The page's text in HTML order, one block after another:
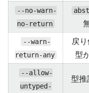
--no-warn-
no-return
--warn-
return-any
戻
型
--allow-
untyped-
型推